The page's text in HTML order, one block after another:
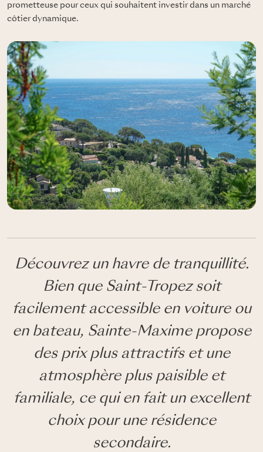
prometteuse pour ceux qui souhaitent investir dans un marché
côtier dynamique.
Découvrez un havre de tranquillité.
Bien que Saint-Tropez soit
facilement accessible en voiture ou
en bateau, Sainte-Maxime propose
des prix plus attractifs et une
atmosphère plus paisible et
familiale, ce qui en fait un excellent
choix pour une résidence
secondaire.